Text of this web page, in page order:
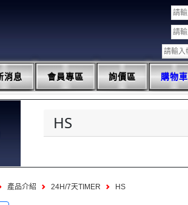
消息 會員專區 詢價區 購物車
HS
產品介紹 24H/7天TIMER HS